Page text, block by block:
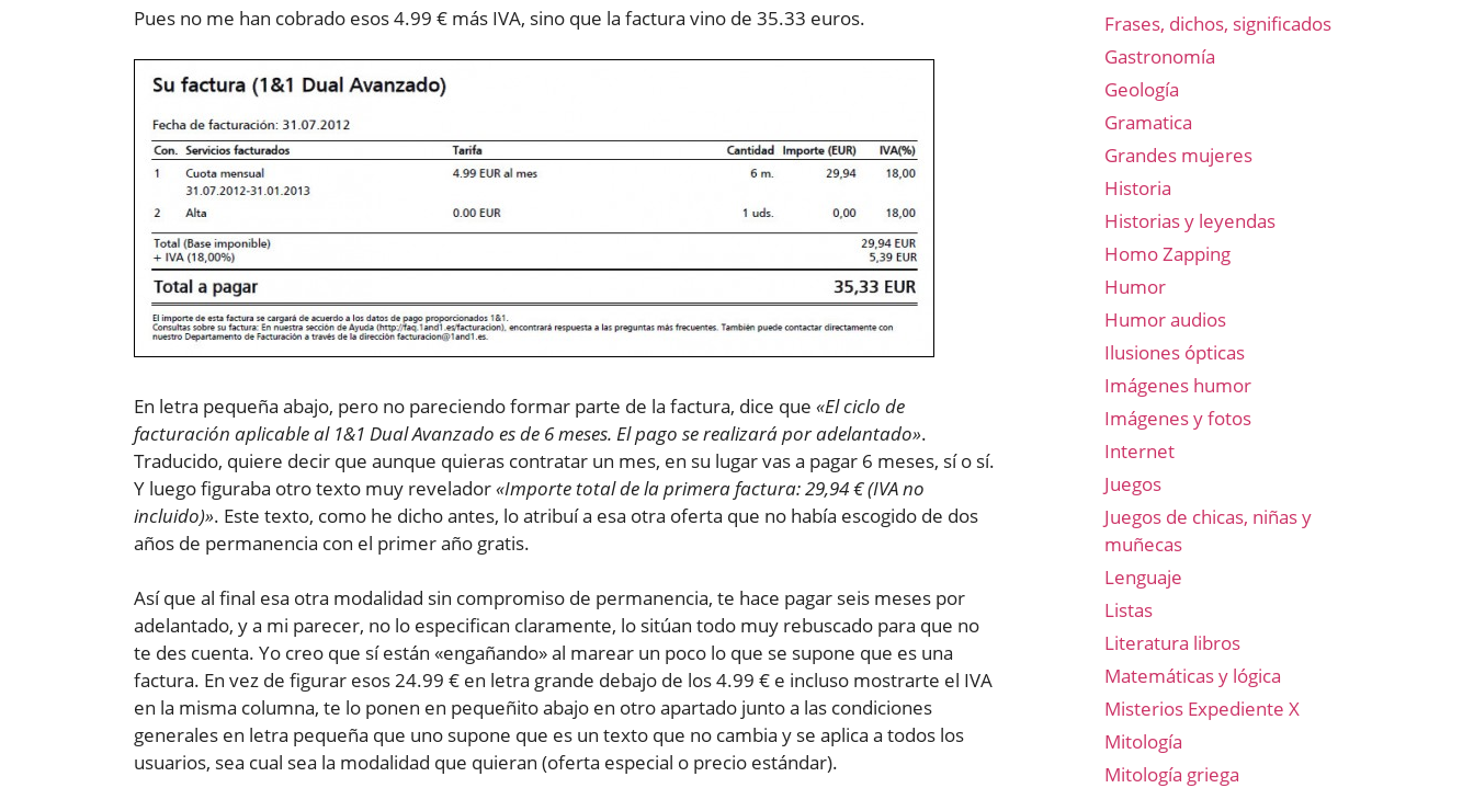
Pues no me han cobrado esos 4.99 € más IVA, sino que la factura vino de 35.33 euros.
En letra pequeña abajo, pero no pareciendo formar parte de la factura, dice que «El ciclo de
facturación aplicable al 1&1 Dual Avanzado es de 6 meses. El pago se realizará por adelantado».
Traducido, quiere decir que aunque quieras contratar un mes, en su lugar vas a pagar 6 meses, sí o sí.
Y luego figuraba otro texto muy revelador«Importe total de la primera factura: 29,94 € (IVA no
incluido)». Este texto, como he dicho antes, lo atribuí a esa otra oferta que no había escogido de dos
años de permanencia con el primer año gratis.
Así que al final esa otra modalidad sin compromiso de permanencia, te hace pagar seis meses por
adelantado, y a mi parecer, no lo especifican claramente, lo sitúan todo muy rebuscado para que no
te des cuenta. Yo creo que sí están «engañando» al marear un poco lo que se supone que es una
factura. En vez de figurar esos 24.99 € en letra grande debajo de los 4.99 € e incluso mostrarte el IVA
en la misma columna, te lo ponen en pequeñito abajo en otro apartado junto a las condiciones
generales en letra pequeña que uno supone que es un texto que no cambia y se aplica a todos los
usuarios, sea cual sea la modalidad que quieran (oferta especial o precio estándar).
Frases, dichos, significados
Gastronomía
Geología
Gramatica
Grandes mujeres
Historia
Historias y leyendas
Homo Zapping
Humor
Humor audios
Ilusiones ópticas
Imágenes humor
Imágenes y fotos
Internet
Juegos
Juegos de chicas, niñas y
muñecas
Lenguaje
Listas
Literatura libros
Matemáticas y lógica
Misterios Expediente X
Mitología
Mitología griega